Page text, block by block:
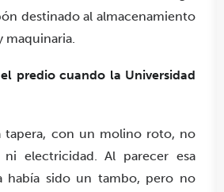
destinado al almacenamiento
maquinaria.
predio cuando la Universidad
tapera, con un molino roto, no
ni electricidad. Al parecer esa
había sido un tambo, pero no